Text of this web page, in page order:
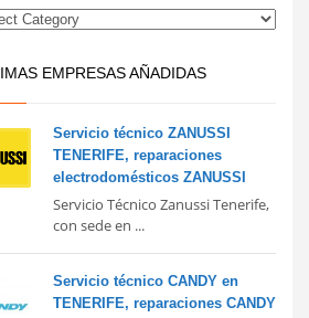
EMPRESAS AÑADIDAS
Servicio técnico ZANUSSI
TENERIFE, reparaciones
electrodomésticos ZANUSSI
Servicio Técnico Zanussi Tenerife,
con sede en ...
Servicio técnico CANDY en
TENERIFE, reparaciones CANDY